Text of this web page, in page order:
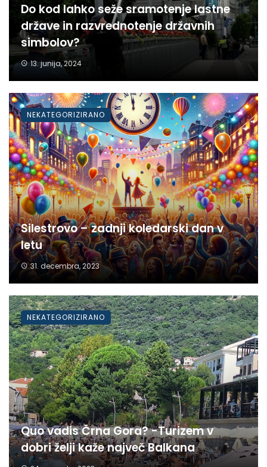
Do kod lahko seže sramotenje lastne
države in razvrednotenje državnih
simbolov?
13. junija, 2024
Silestrovo – zadnji koledarski dan v
letu
31. decembra, 2023
NEKATEGORIZIRANO
Quo vadis Črna Gora? -Turizem v
dobri želji kaže največ Balkana
NEKATEGORIZIRANO